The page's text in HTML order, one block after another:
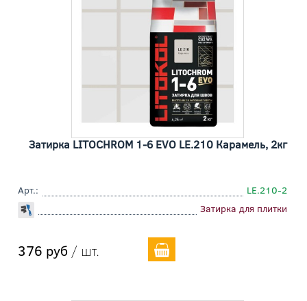
Затирка LITOCHROM 1-6 EVO LE.210 Карамель, 2кг
Арт.:
LE.210-2
Затирка для плитки
376 руб / шт.